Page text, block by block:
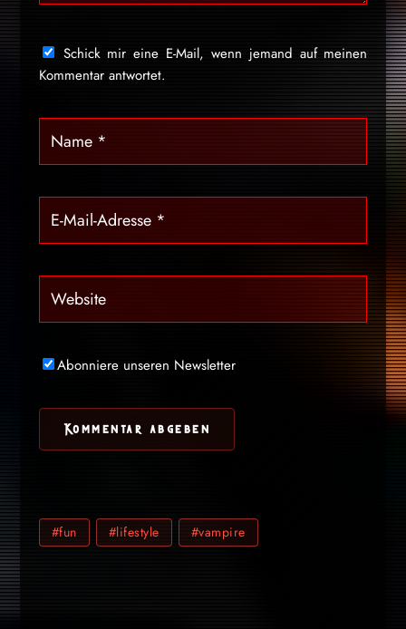
Schick mir eine E-Mail, wenn jemand auf meinen
Kommentar antwortet.
Abonniere unseren Newsletter
#fun #lifestyle #vampire